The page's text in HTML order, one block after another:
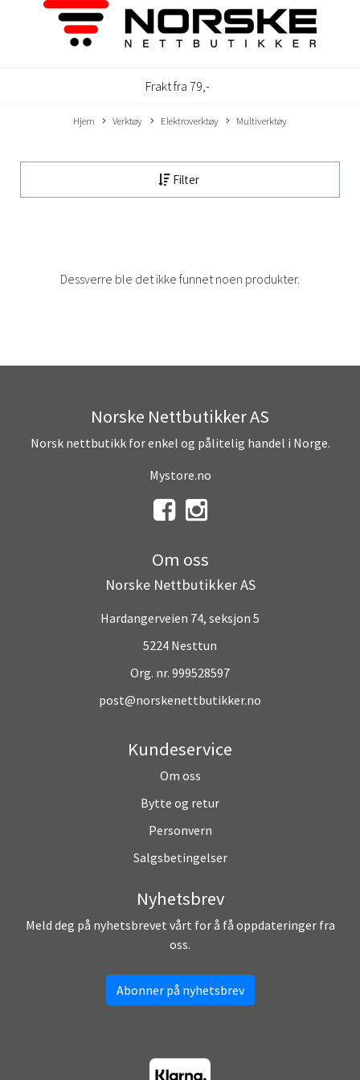
Frakt fra 79,-
Hjem Verktøy Elektroverktøy Multiverktøy
Filter
Dessverre ble det ikke funnet noen produkter.
Norske Nettbutikker AS
Norsk nettbutikk for enkel og pålitelig handel i Norge.
Mystore.no
Om oss
Norske Nettbutikker AS
Hardangerveien 74, seksjon 5
5224 Nesttun
Org. nr. 999528597
post@norskenettbutikker.no
Kundeservice
Om oss
Bytte og retur
Personvern
Salgsbetingelser
Nyhetsbrev
Meld deg på nyhetsbrevet vårt for å få oppdateringer fra
oss.
Abonner på nyhetsbrev